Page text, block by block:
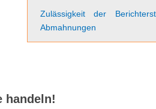
Zulässigkeit der
Abmahnungen
handeln!